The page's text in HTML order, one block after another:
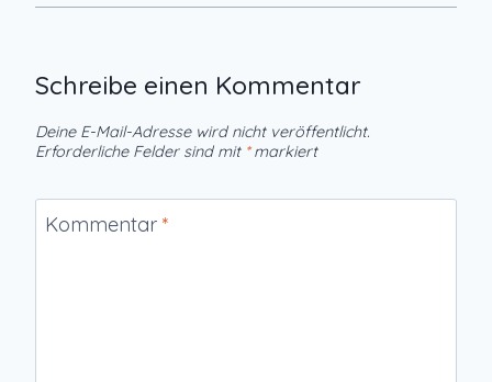
Schreibe einen Kommentar
Deine E-Mail-Adresse wird nicht veröffentlicht.
Erforderliche Felder sind mit *markiert
Kommentar *